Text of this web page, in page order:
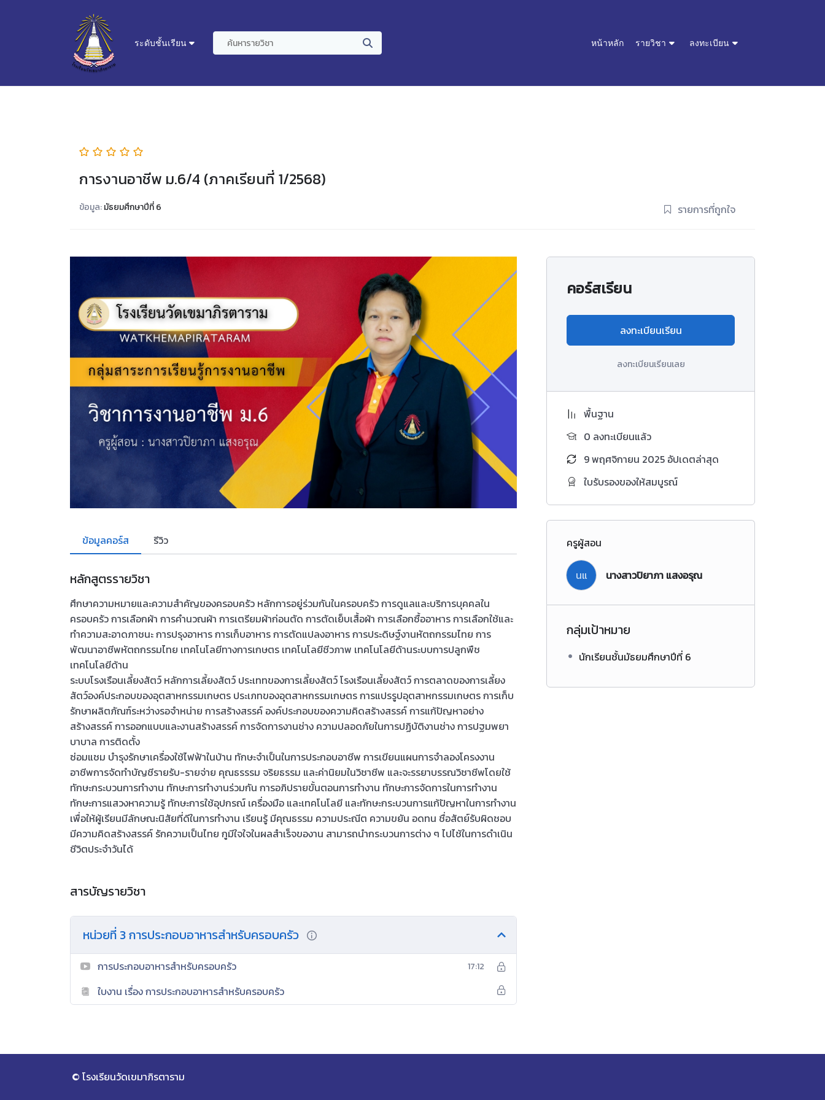
ระดับชั้นเรียน หน้าหลัก รายวิชา ลงทะเบียน
การงานอาชีพ ม.6/4 (ภาคเรียนที่ 1/2568)
ข้อมูล:มัธยมศึกษาปีที่ 6 รายการที่ถูกใจ
ข้อมูลคอร์ส รีวิว
หลักสูตรรายวิชา
ศึกษาความหมายและความสำคัญของครอบครัว หลักการอยู่ร่วมกันในครอบครัว การดูแลและบริการบุคคลใน
ครอบครัว การเลือกผ้า การคำนวณผ้า การเตรียมผ้าก่อนตัด การตัดเย็บเสื้อผ้า การเลือกซื้ออาหาร การเลือกใช้และ
ทำความสะอาดภาชนะ การปรุงอาหาร การเก็บอาหาร การตัดแปลงอาหาร การประดิษฐ์งานหัตถกรรมไทย การ
พัฒนาอาชีพหัตถกรรมไทย เทคโนโลยีทางการเกษตร เทคโนโลยีชีวภาพ เทคโนโลยีด้านระบบการปลูกพืช
เทคโนโลยีด้าน
ระบบโรงเรือนเลี้ยงสัตว์ หลักการเลี้ยงสัตว์ ประเททของการเลี้ยงสัตว์ โรงเรือนเลี้ยงสัตว์ การตลาดของการเลี้ยง
สัตว์องค์ประกอบของอุตสาหกรรมเกษตร ประเภทของอุตสาหกรรมเกษตร การแปรรูปอุตสาหกรรมเกษตร การเก็บ
รักษาผลิตภัณฑ์ระหว่างรอจำหน่าย การสร้างสรรค์ องค์ประกอบของความคิดสร้างสรรค์ การแก้ปัญหาอย่าง
สร้างสรรค์ การออกแบบและงานสร้างสรรค์ การจัดการงานช่าง ความปลอดภัยในการปฏิบัติงานช่าง การปฐมพยา
บาบาล การติดตั้ง
ซ่อมแชม บำรุงรักษาเครื่องใช้ไฟฟ้าในบ้าน ทักษะจำเป็นในการประกอบอาชีพ การเขียนแผนการจำลองโครงงาน
อาชีพการจัดทำบัญชีรายรับ-รายจ่าย คุณธรรรม จริยธรรม และค่านิยมในวิชาชีพ และจะรรยาบรรณวิชาชีพโดยใช้
ทักษะกระบวนการทำงาน ทักษะการทำงานร่วมกัน การอภิปรายขั้นตอนการทำงาน ทักษะการจัดการในการทำงาน
ทักษะการแสวงหาความรู้ ทักษะการใช้อุปกรณ์ เครื่องมือ และเทคโนโลยี และทักษะกระบวนการแก้ปัญหาในการทำงาน
เพื่อให้ผู้เรียนมีลักษณะนิสัยที่ดีในการทำงาน เรียนรู้ มีคุณธรรม ความประณีต ความขยัน อดทน ชื่อสัตย์รับผิดชอบ
มีความคิดสร้างสรรค์ รักความเป็นไทย กูมีใจใจในผลสำเร็จของาน สามารถนำกระบวนการต่าง ๆ ไปไช้ในการดำเนิน
ชีวิตประจำวันได้
สารบัญรายวิชา
หน่วยที่ 3 การประกอบอาหารสำหรับครอบครัว
การประกอบอาหารสำหรับครอบครัว 17:12
ใบงาน เรื่อง การประกอบอาหารสำหรับครอบครัว
คอร์สเรียน
ลงทะเบียนเรียน
ลงทะเบียนเรียนเลย
พื้นฐาน
0 ลงทะเบียนแล้ว
9 พฤศจิกายน 2025 อัปเดตล่าสุด
ใบรับรองของให้สมบูรณ์
ครูผู้สอน
นแ นางสาวปิยาภา แสงอรุณ
กลุ่มเป้าหมาย
นักเรียนชั้นมัธยมศึกษาปีที่ 6
© โรงเรียนวัดเขมาภิรตาราม